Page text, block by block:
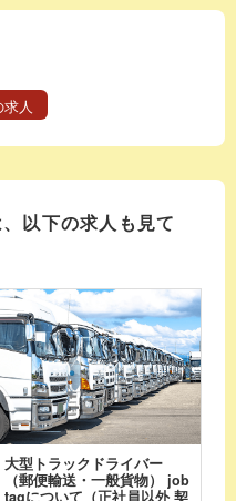
人
以下の求人も見て
大型トラックドライバー
（郵便輸送・一般貨物） job
tagについて（正社員以外 契